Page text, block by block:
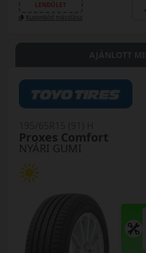
LENDÜLET
Kuponkód másolása
NYÁRI GUMI
Proxes Comfort